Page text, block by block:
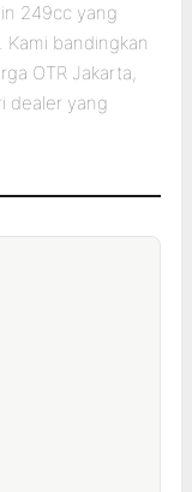
249cc yang
bandingkan
OTR Jakarta,
dealer yang